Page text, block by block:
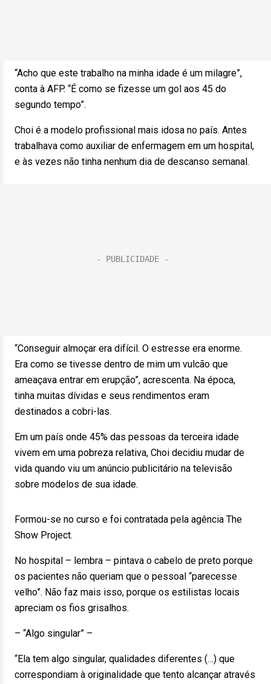
“Acho que este trabalho na minha idade é um milagre”,
conta à AFP. “É como se fizesse um gol aos 45 do
segundo tempo”.
Choi é a modelo profissional mais idosa no país. Antes
trabalhava como auxiliar de enfermagem em um hospital,
e às vezes não tinha nenhum dia de descanso semanal.
“Conseguir almoçar era difícil. O estresse era enorme.
Era como se tivesse dentro de mim um vulcão que
ameaçava entrar em erupção”, acrescenta. Na época,
tinha muitas dívidas e seus rendimentos eram
destinados a cobri-las.
Em um país onde 45% das pessoas da terceira idade
vivem em uma pobreza relativa, Choi decidiu mudar de
vida quando viu um anúncio publicitário na televisão
sobre modelos de sua idade.
Formou-se no curso e foi contratada pela agência The
Show Project.
No hospital – lembra – pintava o cabelo de preto porque
os pacientes não queriam que o pessoal “parecesse
velho”. Não faz mais isso, porque os estilistas locais
apreciam os fios grisalhos.
– “Algo singular” –
“Ela tem algo singular, qualidades diferentes (…) que
correspondiam à originalidade que tento alcançar através